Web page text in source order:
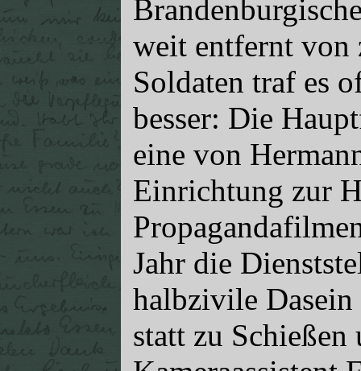
weit entfernt von
Soldaten traf es
besser: Die
eine von
Einrichtung zur
Jahr die
halbzivile
statt zu